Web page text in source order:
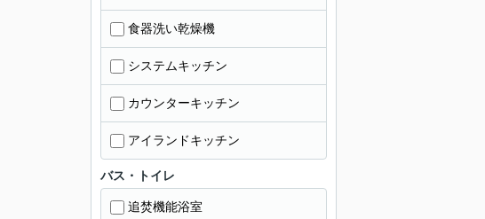
食器洗い乾燥機
システムキッチン
カウンターキッチン
アイランドキッチン
バス・トイレ
追焚機能浴室